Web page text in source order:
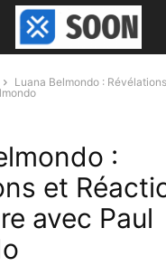
Luana Belmondo :
:
et
avec Paul